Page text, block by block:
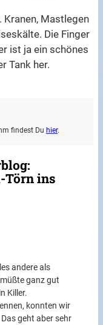
Mastlegen
Die Finger
ist ja ein schönes
Tank her.
findest Duhier.
Törn ins
andere als
ganz gut
Killer.
konnten wir
geht aber sehr